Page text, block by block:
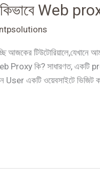
Web
ntpsolutions
আজকের
Proxy কি? সাধারণত, একটি
User একটি ওয়েবসাইটে ভিজিট